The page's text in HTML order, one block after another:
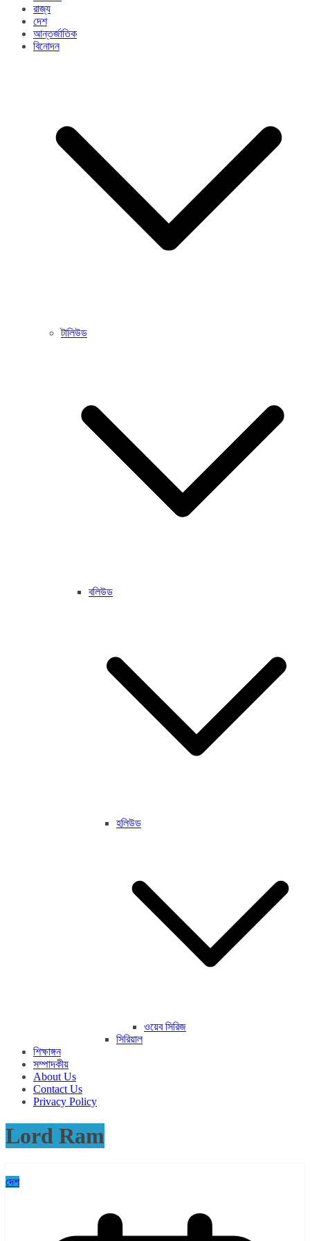
রাজ্য​
দেশ
আন্তর্জাতিক
বিনোদন
টালিউড
বলিউড
হলিউড
ওয়েব সিরিজ
সিরিয়াল
শিক্ষাঙ্গন
সম্পাদকীয়
About Us
Contact Us
Privacy Policy
Lord Ram
দেশ